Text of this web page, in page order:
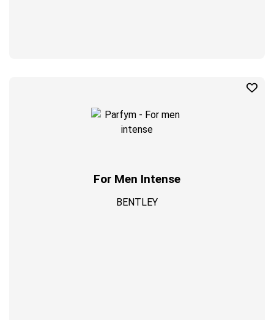
For Men Intense
BENTLEY